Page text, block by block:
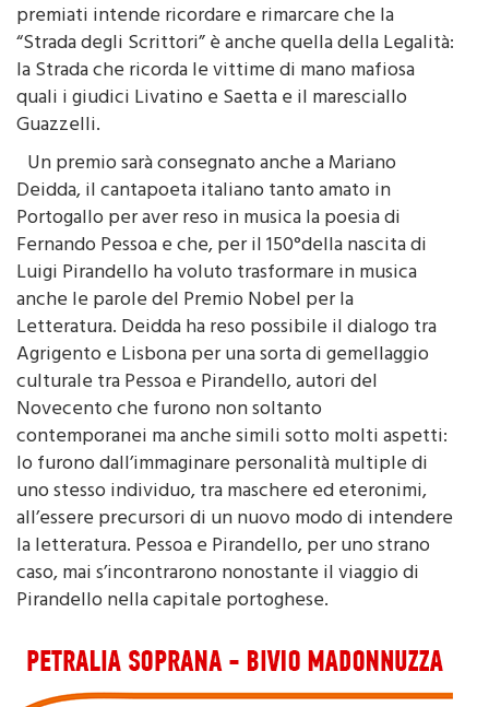
premiati intende ricordare e rimarcare che la
“Strada degli Scrittori” è anche quella della Legalità:
la Strada che ricorda le vittime di mano mafiosa
quali i giudici Livatino e Saetta e il maresciallo
Guazzelli.
Un premio sarà consegnato anche a Mariano
Deidda, il cantapoeta italiano tanto amato in
Portogallo per aver reso in musica la poesia di
Fernando Pessoa e che, per il 150°della nascita di
Luigi Pirandello ha voluto trasformare in musica
anche le parole del Premio Nobel per la
Letteratura. Deidda ha reso possibile il dialogo tra
Agrigento e Lisbona per una sorta di gemellaggio
culturale tra Pessoa e Pirandello, autori del
Novecento che furono non soltanto
contemporanei ma anche simili sotto molti aspetti:
lo furono dall’immaginare personalità multiple di
uno stesso individuo, tra maschere ed eteronimi,
all’essere precursori di un nuovo modo di intendere
la letteratura. Pessoa e Pirandello, per uno strano
caso, mai s’incontrarono nonostante il viaggio di
Pirandello nella capitale portoghese.